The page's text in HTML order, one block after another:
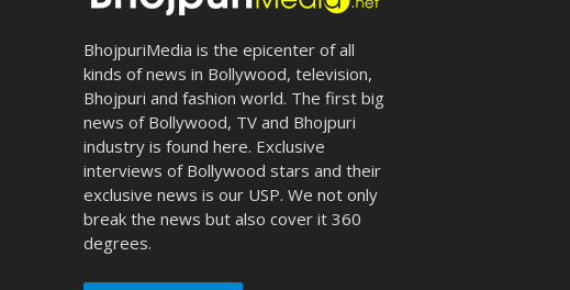
BhojpuriMedia is the epicenter of all
kinds of news in Bollywood, television,
Bhojpuri and fashion world. The first big
news of Bollywood, TV and Bhojpuri
industry is found here. Exclusive
interviews of Bollywood stars and their
exclusive news is our USP. We not only
break the news but also cover it 360
degrees.